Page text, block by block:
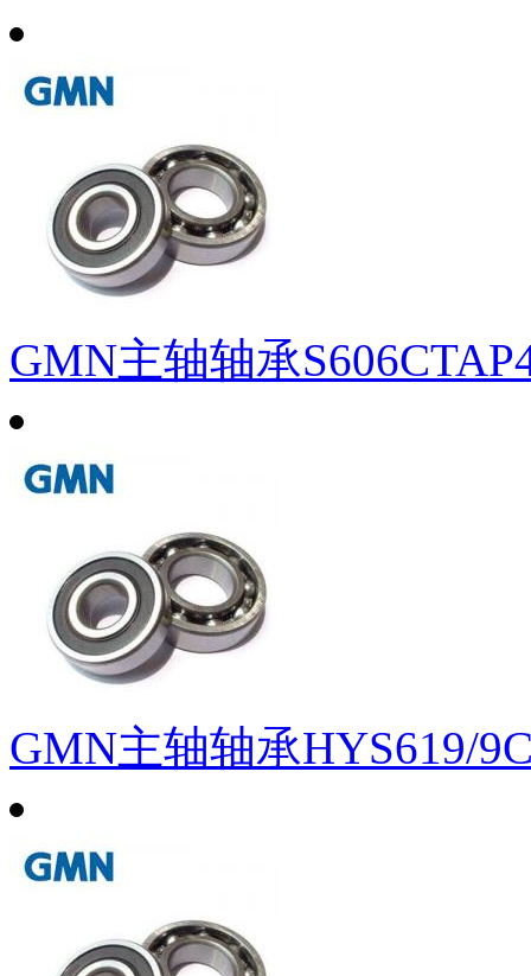
GMN主轴轴承
GMN主轴轴承HYS619/